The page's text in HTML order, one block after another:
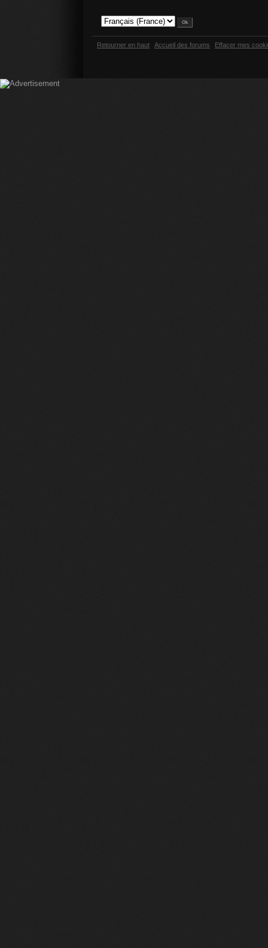
Retourner en haut Accueil des forums Effacer mes